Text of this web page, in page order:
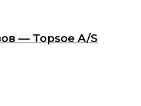
— Topsoe A/S